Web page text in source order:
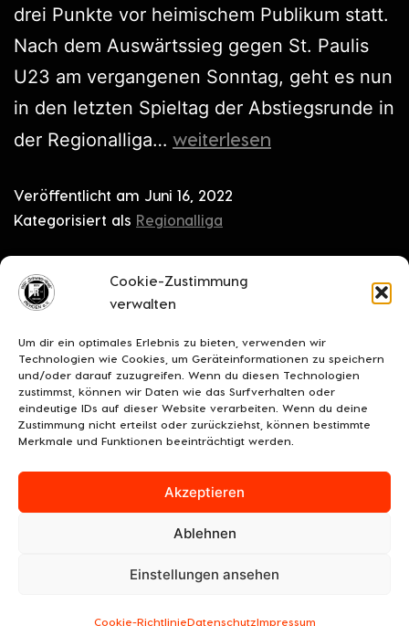
Cookie-Zustimmung
verwalten
Um dir ein optimales Erlebnis zu bieten, verwenden wir
Technologien wie Cookies, um Geräteinformationen zu speichern
und/oder darauf zuzugreifen. Wenn du diesen Technologien
zustimmst, können wir Daten wie das Surfverhalten oder
eindeutige IDs auf dieser Website verarbeiten. Wenn du deine
Zustimmung nicht erteilst oder zurückziehst, können bestimmte
Merkmale und Funktionen beeinträchtigt werden.
Akzeptieren
Ablehnen
Einstellungen ansehen
Cookie-RichtlinieDatenschutzImpressum
drei Punkte vor heimischem Publikum statt.
Nach dem Auswärtssieg gegen St. Paulis
U23 am vergangenen Sonntag, geht es nun
in den letzten Spieltag der Abstiegsrunde in
der Regionalliga… weiterlesen
Veröffentlicht am Juni 16, 2022
Kategorisiert als Regionalliga
UNSERE SPONSOREN KONTAKT
DATENSCHUTZ/COOKIES COOKIE-RICHTLINIE (EU)